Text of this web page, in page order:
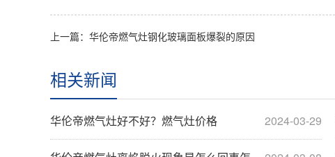
上一篇：华伦帝燃气灶钢化玻璃面板爆裂的原因
相关新闻
2024-03-29
华伦帝燃气灶好不好？燃气灶价格